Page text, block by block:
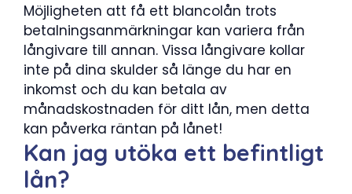
Möjligheten att få ett blancolån trots
betalningsanmärkningar kan variera från
långivare till annan. Vissa långivare kollar
inte på dina skulder så länge du har en
inkomst och du kan betala av
månadskostnaden för ditt lån, men detta
kan påverka räntan på lånet!
Kan jag utöka ett befintligt
lån?